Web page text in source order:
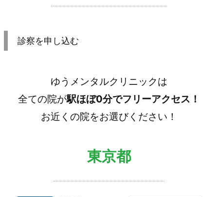
診察を申し込む
ゆうメンタルクリニックは
全ての院が駅ほぼ0分でフリーアクセス！
お近くの院をお選びください！
東京都